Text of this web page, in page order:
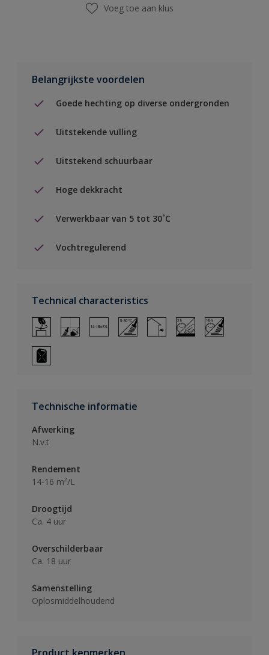
Voeg toe aan klus
Belangrijkste voordelen
Goede hechting op diverse ondergronden
Uitstekende vulling
Uitstekend schuurbaar
Hoge dekkracht
Verwerkbaar van 5 tot 30˚C
Vochtregulerend
Technical characteristics
Technische informatie
Afwerking
N.v.t
Rendement
14-16 m²/L
Droogtijd
Ca. 4 uur
Overschilderbaar
Ca. 18 uur
Samenstelling
Oplosmiddelhoudend